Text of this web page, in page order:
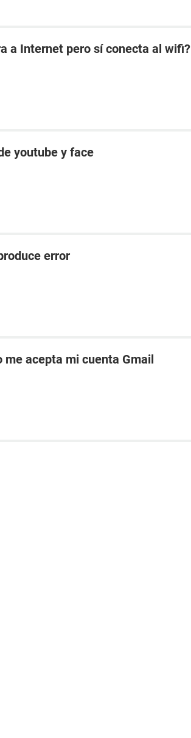
a Internet pero sí conecta al wifi?
youtube y face
error
acepta mi cuenta Gmail